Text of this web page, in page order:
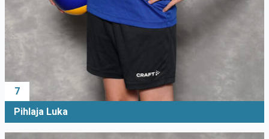
7
Pihlaja Luka